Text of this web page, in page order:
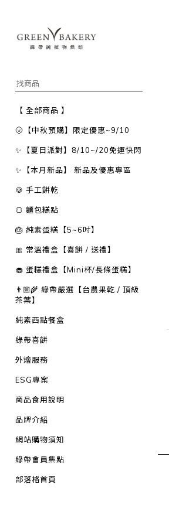
【 全部商品 】
🌝【中秋預購】限定優惠~9/10
✨【夏日派對】8/10~/20免運快閃
✨【本月新品】 新品及優惠專區
🍪 手工餅乾
🍞 麵包糕點
🎂 純素蛋糕【5~6吋】
🎀 常溫禮盒【喜餅 / 送禮】
🧁 蛋糕禮盒【Mini杯/長條蛋糕】
👨🏼‍🌾 綠帶嚴選【台農果乾 / 頂級
茶葉】
純素西點餐盒
綠帶喜餅
外燴服務
ESG專案
商品食用說明
品牌介紹
網站購物須知
綠帶會員集點
部落格首頁